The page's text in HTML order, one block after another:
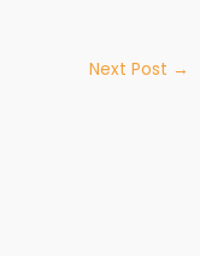
Next Post →